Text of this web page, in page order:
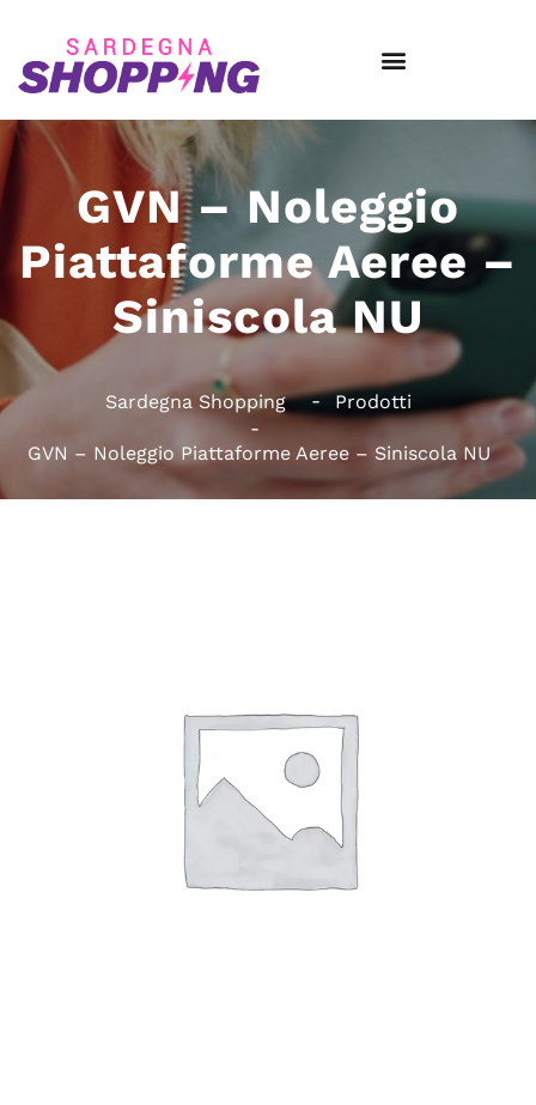
GVN – Noleggio
Piattaforme Aeree –
Siniscola NU
Sardegna Shopping Prodotti
GVN – Noleggio Piattaforme Aeree – Siniscola NU